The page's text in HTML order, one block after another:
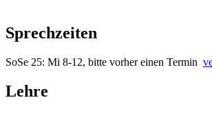
Sprechzeiten
SoSe 25: Mi 8-12, bitte vorher einen Termin
Lehre